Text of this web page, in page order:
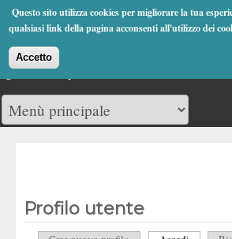
Questo sito utilizza cookies per migliorare la tua
qualsiasi link della pagina acconsenti all'utilizzo dei
Accetto
Jump to Navigation
Profilo utente